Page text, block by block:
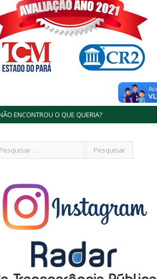
ENCONTROU O QUE QUERIA?